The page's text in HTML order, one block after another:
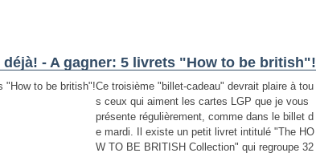
déjà! - A gagner: 5 livrets "How to be british"!
Ce troisième "billet-cadeau" devrait plaire à tou
s ceux qui aiment les cartes LGP que je vous
présente régulièrement, comme dans le billet d
e mardi. Il existe un petit livret intitulé "The HO
W TO BE BRITISH Collection" qui regroupe 32